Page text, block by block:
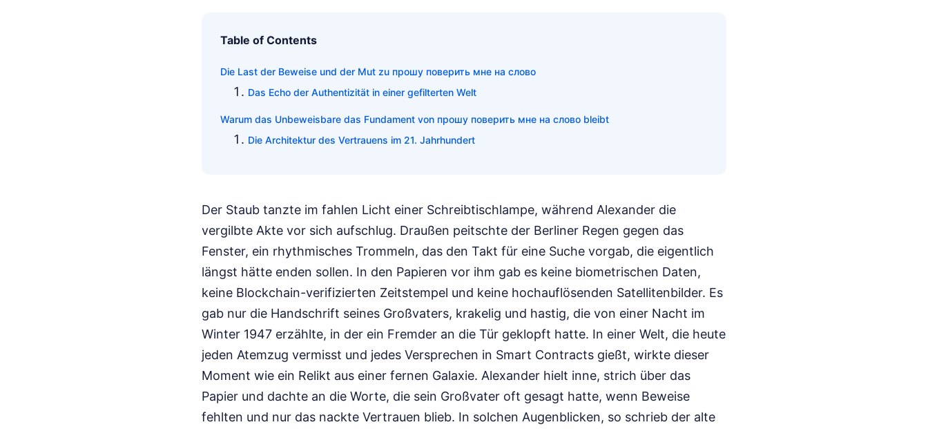
Table of Contents
Die Last der Beweise und der Mut zu прошу поверить мне на слово
Das Echo der Authentizität in einer gefilterten Welt
Warum das Unbeweisbare das Fundament von прошу поверить мне на слово bleibt
Die Architektur des Vertrauens im 21. Jahrhundert
Der Staub tanzte im fahlen Licht einer Schreibtischlampe, während Alexander die
vergilbte Akte vor sich aufschlug. Draußen peitschte der Berliner Regen gegen das
Fenster, ein rhythmisches Trommeln, das den Takt für eine Suche vorgab, die eigentlich
längst hätte enden sollen. In den Papieren vor ihm gab es keine biometrischen Daten,
keine Blockchain-verifizierten Zeitstempel und keine hochauflösenden Satellitenbilder. Es
gab nur die Handschrift seines Großvaters, krakelig und hastig, die von einer Nacht im
Winter 1947 erzählte, in der ein Fremder an die Tür geklopft hatte. In einer Welt, die heute
jeden Atemzug vermisst und jedes Versprechen in Smart Contracts gießt, wirkte dieser
Moment wie ein Relikt aus einer fernen Galaxie. Alexander hielt inne, strich über das
Papier und dachte an die Worte, die sein Großvater oft gesagt hatte, wenn Beweise
fehlten und nur das nackte Vertrauen blieb. In solchen Augenblicken, so schrieb der alte